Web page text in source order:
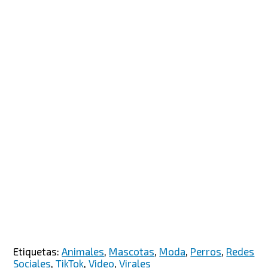
Etiquetas:Animales Mascotas Moda Perros Redes
Sociales ,TikTok ,Video ,Virales